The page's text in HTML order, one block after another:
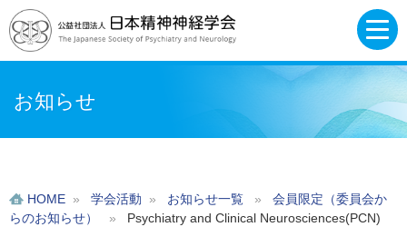
お知らせ
HOME » 学会活動 » お知らせ一覧 »
会員限定（委員会か
らのお知らせ）
»
Psychiatry and Clinical Neurosciences(PCN)